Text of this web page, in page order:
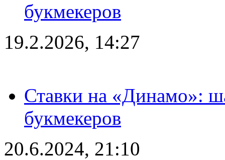
букмекеров
19.2.2026, 14:27
Ставки на «Динамо»:
букмекеров
20.6.2024, 21:10